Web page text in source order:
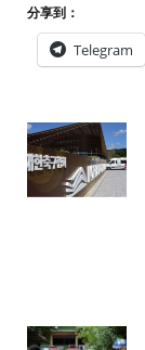
分享到：
Telegram